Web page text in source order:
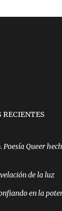
RECIENTES
Queer
de la luz
en la